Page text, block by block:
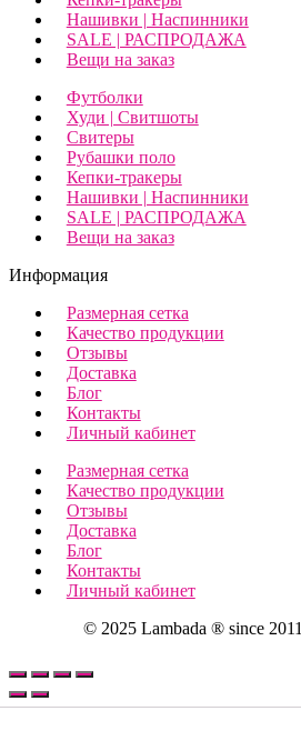
Нашивки | Наспинники
SALE | РАСПРОДАЖА
Вещи на заказ
Футболки
Худи | Свитшоты
Свитеры
Рубашки поло
Кепки-тракеры
Нашивки | Наспинники
SALE | РАСПРОДАЖА
Вещи на заказ
Информация
Размерная сетка
Качество продукции
Отзывы
Доставка
Блог
Контакты
Личный кабинет
Размерная сетка
Качество продукции
Отзывы
Доставка
Блог
Контакты
Личный кабинет
© 2025 Lambada ® since 2011